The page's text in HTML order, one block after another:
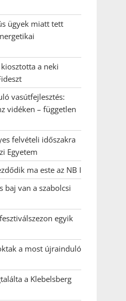
ügyek miatt tett
a neki
vasútfejlesztés:
vidéken – független
felvételi időszakra
Egyetem
ma este az NB I
baj van a szabolcsi
egyik
a most újrainduló
a Klebelsberg